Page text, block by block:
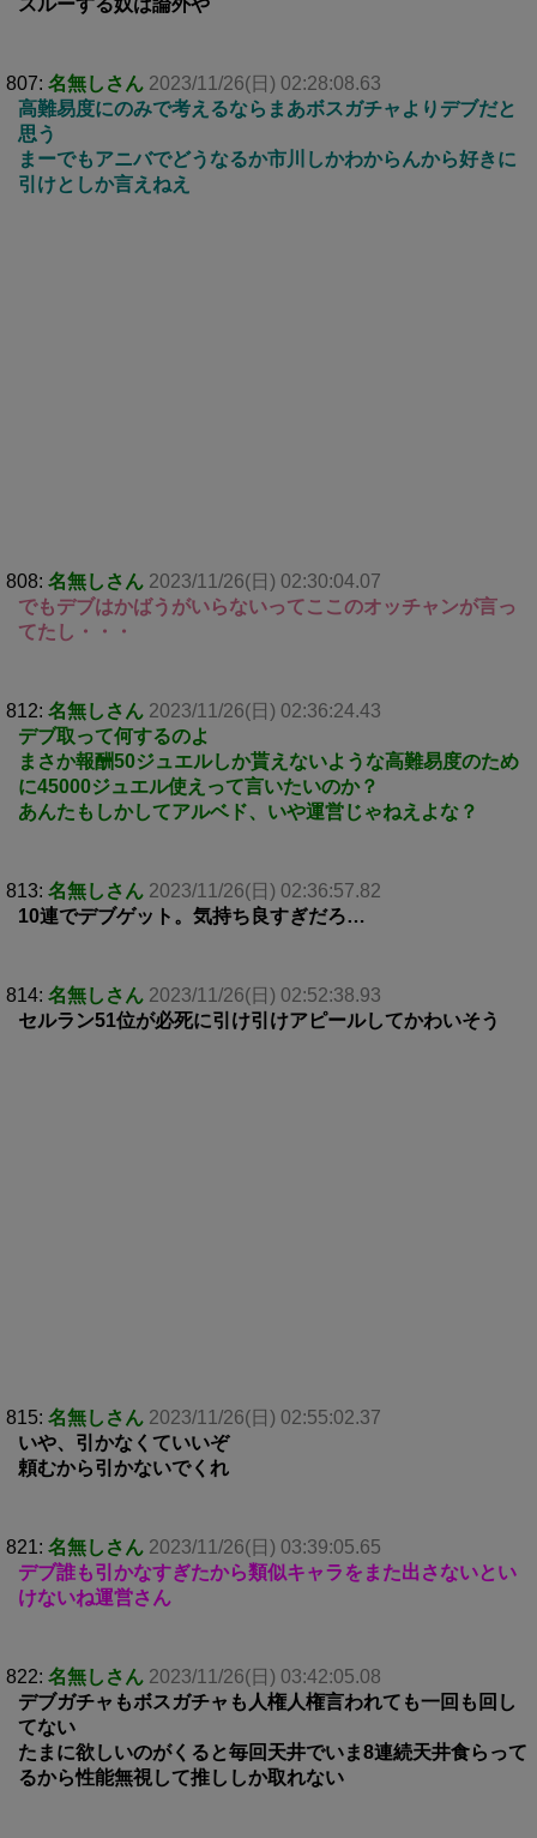
807: 名無しさん 2023/11/26(日) 02:28:08.63
高難易度にのみで考えるならまあボスガチャよりデブだと
思う
まーでもアニバでどうなるか市川しかわからんから好きに
引けとしか言えねえ
808: 名無しさん 2023/11/26(日) 02:30:04.07
でもデブはかばうがいらないってここのオッチャンが言っ
てたし・・・
812: 名無しさん 2023/11/26(日) 02:36:24.43
デブ取って何するのよ
まさか報酬50ジュエルしか貰えないような高難易度のため
に45000ジュエル使えって言いたいのか？
あんたもしかしてアルベド、いや運営じゃねえよな？
813: 名無しさん 2023/11/26(日) 02:36:57.82
10連でデブゲット。気持ち良すぎだろ…
814: 名無しさん 2023/11/26(日) 02:52:38.93
セルラン51位が必死に引け引けアピールしてかわいそう
815: 名無しさん 2023/11/26(日) 02:55:02.37
いや、引かなくていいぞ
頼むから引かないでくれ
821: 名無しさん 2023/11/26(日) 03:39:05.65
デブ誰も引かなすぎたから類似キャラをまた出さないとい
けないね運営さん
822: 名無しさん 2023/11/26(日) 03:42:05.08
デブガチャもボスガチャも人権人権言われても一回も回し
てない
たまに欲しいのがくると毎回天井でいま8連続天井食らって
るから性能無視して推ししか取れない